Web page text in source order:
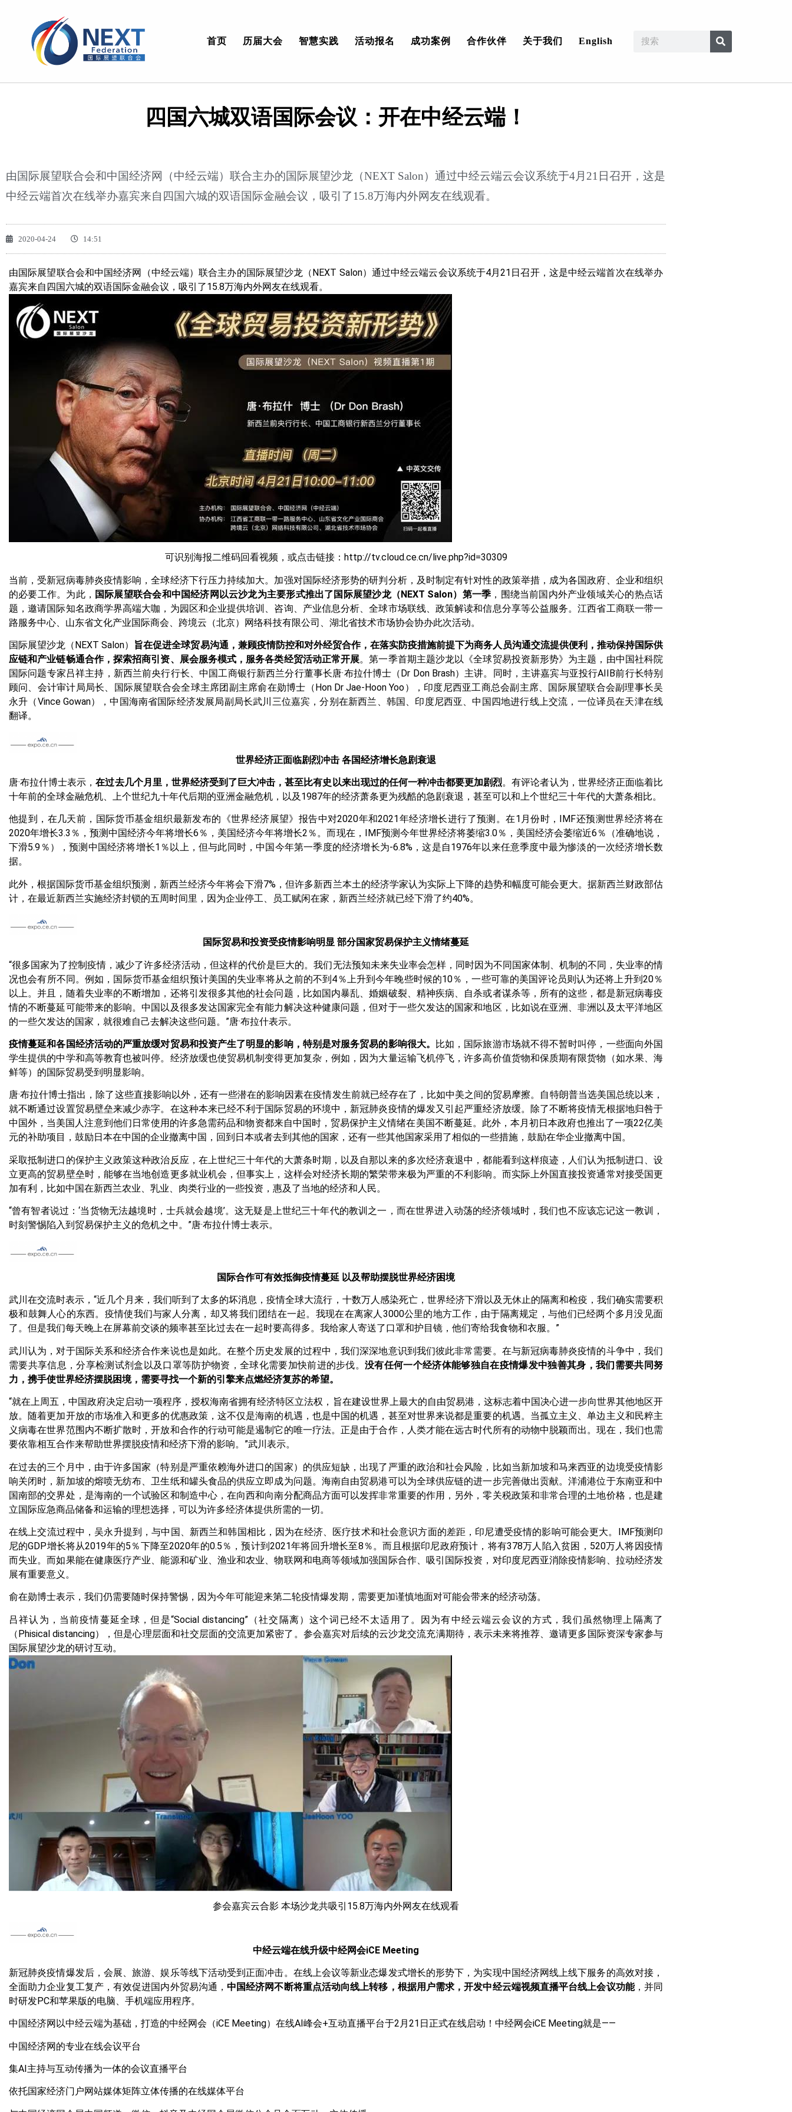
首页 历届大会 智慧实践 活动报名 成功案例 合作伙伴 关于我们 English
四国六城双语国际会议：开在中经云端！​
由国际展望联合会和中国经济网（中经云端）联合主办的国际展望沙龙（NEXT Salon）通过中经云端云会议系统于4月21日召开，这是
中经云端首次在线举办嘉宾来自四国六城的双语国际金融会议，吸引了15.8万海内外网友在线观看。
2020-04-24 14:51
由国际展望联合会和中国经济网（中经云端）联合主办的国际展望沙龙（NEXT Salon）通过中经云端云会议系统于4月21日召开，这是中经云端首次在线举办
嘉宾来自四国六城的双语国际金融会议，吸引了15.8万海内外网友在线观看。
可识别海报二维码回看视频，或点击链接：http://tv.cloud.ce.cn/live.php?id=30309
当前，受新冠病毒肺炎疫情影响，全球经济下行压力持续加大。加强对国际经济形势的研判分析，及时制定有针对性的政策举措，成为各国政府、企业和组织
的必要工作。为此， 国际展望联合会和中国经济网以云沙龙为主要形式推出了国际展望沙龙（NEXT Salon）第一季 ，围绕当前国内外产业领域关心的热点话
题，邀请国际知名政商学界高端大咖，为园区和企业提供培训、咨询、产业信息分析、全球市场联线、政策解读和信息分享等公益服务。江西省工商联一带一
路服务中心、山东省文化产业国际商会、跨境云（北京）网络科技有限公司、湖北省技术市场协会协办此次活动。
国际展望沙龙（NEXT Salon） 旨在促进全球贸易沟通，兼顾疫情防控和对外经贸合作，在落实防疫措施前提下为商务人员沟通交流提供便利，推动保持国际供
应链和产业链畅通合作，探索招商引资、展会服务模式，服务各类经贸活动正常开展。第一季首期主题沙龙以《全球贸易投资新形势》为主题，由中国社科院
国际问题专家吕祥主持，新西兰前央行行长、中国工商银行新西兰分行董事长唐·布拉什博士（Dr Don Brash）主讲。同时，主讲嘉宾与亚投行AIIB前行长特别
顾问、会计审计局局长、国际展望联合会全球主席团副主席俞在勋博士（Hon Dr Jae-Hoon Yoo），印度尼西亚工商总会副主席、国际展望联合会副理事长吴
永升（Vince Gowan），中国海南省国际经济发展局副局长武川三位嘉宾，分别在新西兰、韩国、印度尼西亚、中国四地进行线上交流，一位译员在天津在线
翻译。
世界经济正面临剧烈冲击 各国经济增长急剧衰退
唐·布拉什博士表示，在过去几个月里，世界经济受到了巨大冲击，甚至比有史以来出现过的任何一种冲击都要更加剧烈。有评论者认为，世界经济正面临着比
十年前的全球金融危机、上个世纪九十年代后期的亚洲金融危机，以及1987年的经济萧条更为残酷的急剧衰退，甚至可以和上个世纪三十年代的大萧条相比。
他提到，在几天前，国际货币基金组织最新发布的《世界经济展望》报告中对2020年和2021年经济增长进行了预测。在1月份时，IMF还预测世界经济将在
2020年增长3.3％，预测中国经济今年将增长6％，美国经济今年将增长2％。而现在，IMF预测今年世界经济将萎缩3.0％，美国经济会萎缩近6％（准确地说，
下滑5.9％），预测中国经济将增长1％以上，但与此同时，中国今年第一季度的经济增长为-6.8%，这是自1976年以来任意季度中最为惨淡的一次经济增长数
据。
此外，根据国际货币基金组织预测，新西兰经济今年将会下滑7%，但许多新西兰本土的经济学家认为实际上下降的趋势和幅度可能会更大。据新西兰财政部估
计，在最近新西兰实施经济封锁的五周时间里，因为企业停工、员工赋闲在家，新西兰经济就已经下滑了约40%。
国际贸易和投资受疫情影响明显 部分国家贸易保护主义情绪蔓延
“很多国家为了控制疫情，减少了许多经济活动，但这样的代价是巨大的。我们无法预知未来失业率会怎样，同时因为不同国家体制、机制的不同，失业率的情
况也会有所不同。例如，国际货币基金组织预计美国的失业率将从之前的不到4％上升到今年晚些时候的10％，一些可靠的美国评论员则认为还将上升到20％
以上。并且，随着失业率的不断增加，还将引发很多其他的社会问题，比如国内暴乱、婚姻破裂、精神疾病、自杀或者谋杀等，所有的这些，都是新冠病毒疫
情的不断蔓延可能带来的影响。中国以及很多发达国家完全有能力解决这种健康问题，但对于一些欠发达的国家和地区，比如说在亚洲、非洲以及太平洋地区
的一些欠发达的国家，就很难自己去解决这些问题。”唐·布拉什表示。
疫情蔓延和各国经济活动的严重放缓对贸易和投资产生了明显的影响，特别是对服务贸易的影响很大。
比如，国际旅游市场就不得不暂时叫停，一些面向外国
学生提供的中学和高等教育也被叫停。经济放缓也使贸易机制变得更加复杂，例如，因为大量运输飞机停飞，许多高价值货物和保质期有限货物（如水果、海
鲜等）的国际贸易受到明显影响。
唐·布拉什博士指出，除了这些直接影响以外，还有一些潜在的影响因素在疫情发生前就已经存在了，比如中美之间的贸易摩擦。自特朗普当选美国总统以来，
就不断通过设置贸易壁垒来减少赤字。在这种本来已经不利于国际贸易的环境中，新冠肺炎疫情的爆发又引起严重经济放缓。除了不断将疫情无根据地归咎于
中国外，当美国人注意到他们日常使用的许多急需药品和物资都来自中国时，贸易保护主义情绪在美国不断蔓延。此外，本月初日本政府也推出了一项22亿美
元的补助项目，鼓励日本在中国的企业撤离中国，回到日本或者去到其他的国家，还有一些其他国家采用了相似的一些措施，鼓励在华企业撤离中国。
采取抵制进口的保护主义政策这种政治反应，在上世纪三十年代的大萧条时期，以及自那以来的多次经济衰退中，都能看到这样痕迹，人们认为抵制进口、设
立更高的贸易壁垒时，能够在当地创造更多就业机会，但事实上，这样会对经济长期的繁荣带来极为严重的不利影响。而实际上外国直接投资通常对接受国更
加有利，比如中国在新西兰农业、乳业、肉类行业的一些投资，惠及了当地的经济和人民。
“曾有智者说过：‘当货物无法越境时，士兵就会越境’。这无疑是上世纪三十年代的教训之一，而在世界进入动荡的经济领域时，我们也不应该忘记这一教训，
时刻警惕陷入到贸易保护主义的危机之中。”唐·布拉什博士表示。
国际合作可有效抵御疫情蔓延 以及帮助摆脱世界经济困境
武川在交流时表示，“近几个月来，我们听到了太多的坏消息，疫情全球大流行，十数万人感染死亡，世界经济下滑以及无休止的隔离和检疫，我们确实需要积
极和鼓舞人心的东西。疫情使我们与家人分离，却又将我们团结在一起。我现在在离家人3000公里的地方工作，由于隔离规定，与他们已经两个多月没见面
了。但是我们每天晚上在屏幕前交谈的频率甚至比过去在一起时要高得多。我给家人寄送了口罩和护目镜，他们寄给我食物和衣服。”
武川认为，对于国际关系和经济合作来说也是如此。在整个历史发展的过程中，我们深深地意识到我们彼此非常需要。在与新冠病毒肺炎疫情的斗争中，我们
需要共享信息，分享检测试剂盒以及口罩等防护物资，全球化需要加快前进的步伐。没有任何一个经济体能够独自在疫情爆发中独善其身，我们需要共同努
力，携手使世界经济摆脱困境，需要寻找一个新的引擎来点燃经济复苏的希望。
“就在上周五，中国政府决定启动一项程序，授权海南省拥有经济特区立法权，旨在建设世界上最大的自由贸易港，这标志着中国决心进一步向世界其他地区开
放。随着更加开放的市场准入和更多的优惠政策，这不仅是海南的机遇，也是中国的机遇，甚至对世界来说都是重要的机遇。当孤立主义、单边主义和民粹主
义病毒在世界范围内不断扩散时，开放和合作的行动可能是遏制它的唯一疗法。正是由于合作，人类才能在远古时代所有的动物中脱颖而出。现在，我们也需
要依靠相互合作来帮助世界摆脱疫情和经济下滑的影响。”武川表示。
在过去的三个月中，由于许多国家（特别是严重依赖海外进口的国家）的供应短缺，出现了严重的政治和社会风险，比如当新加坡和马来西亚的边境受疫情影
响关闭时，新加坡的熔喷无纺布、卫生纸和罐头食品的供应立即成为问题。海南自由贸易港可以为全球供应链的进一步完善做出贡献。洋浦港位于东南亚和中
国南部的交界处，是海南的一个试验区和制造中心，在向西和向南分配商品方面可以发挥非常重要的作用，另外，零关税政策和非常合理的土地价格，也是建
立国际应急商品储备和运输的理想选择，可以为许多经济体提供所需的一切。
在线上交流过程中，吴永升提到，与中国、新西兰和韩国相比，因为在经济、医疗技术和社会意识方面的差距，印尼遭受疫情的影响可能会更大。IMF预测印
尼的GDP增长将从2019年的5％下降至2020年的0.5％，预计到2021年将回升增长至8％。而且根据印尼政府预计，将有378万人陷入贫困，520万人将因疫情
而失业。而如果能在健康医疗产业、能源和矿业、渔业和农业、物联网和电商等领域加强国际合作、吸引国际投资，对印度尼西亚消除疫情影响、拉动经济发
展有重要意义。
俞在勋博士表示，我们仍需要随时保持警惕，因为今年可能迎来第二轮疫情爆发期，需要更加谨慎地面对可能会带来的经济动荡。
吕祥认为，当前疫情蔓延全球，但是“Social distancing”（社交隔离）这个词已经不太适用了。因为有中经云端云会议的方式，我们虽然物理上隔离了
（Phisical distancing），但是心理层面和社交层面的交流更加紧密了。参会嘉宾对后续的云沙龙交流充满期待，表示未来将推荐、邀请更多国际资深专家参与
国际展望沙龙的研讨互动。
参会嘉宾云合影 本场沙龙共吸引15.8万海内外网友在线观看
中经云端在线升级中经网会iCE Meeting
新冠肺炎疫情爆发后，会展、旅游、娱乐等线下活动受到正面冲击。在线上会议等新业态爆发式增长的形势下，为实现中国经济网线上线下服务的高效对接，
全面助力企业复工复产，有效促进国内外贸易沟通，中国经济网不断将重点活动向线上转移，根据用户需求，开发中经云端视频直播平台线上会议功能，并同
时研发PC和苹果版的电脑、手机端应用程序。
中国经济网以中经云端为基础，打造的中经网会（iCE Meeting）在线AI峰会+互动直播平台于2月21日正式在线启动！中经网会iCE Meeting就是——
中国经济网的专业在线会议平台
集AI主持与互动传播为一体的会议直播平台
依托国家经济门户网站媒体矩阵立体传播的在线媒体平台